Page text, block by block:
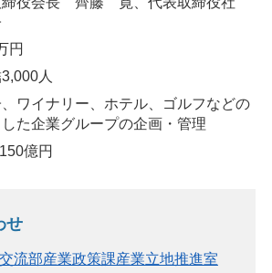
円
人
ワイナリー、ホテル、ゴルフなどの
た企業グループの企画・管理
億円
せ
流部産業政策課産業立地推進室